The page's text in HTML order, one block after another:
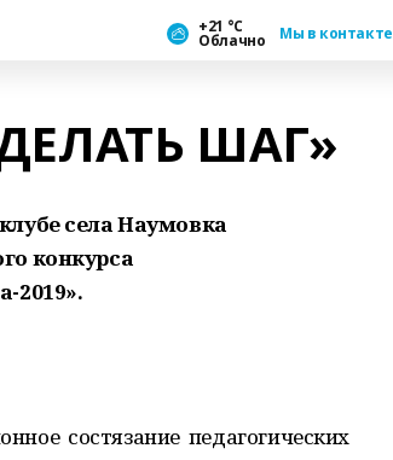
+21 °С
Облачно Мы в контакте
ШАГ»
села Наумовка
конкурса
2019».
состязание педагогических